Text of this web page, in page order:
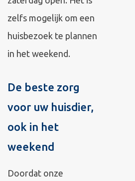
zelfs mogelijk om een
huisbezoek te plannen
in het weekend.
De beste zorg
voor uw huisdier,
ook in het
weekend
Doordat onze